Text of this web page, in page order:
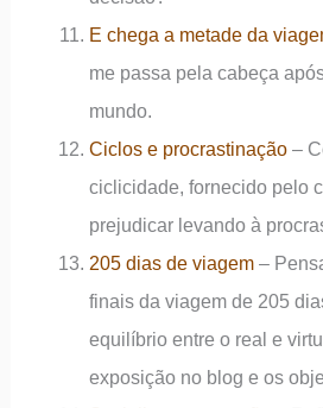
E chega a metade da
me passa pela cabeça
mundo.
Ciclos e procrastinação–
ciclicidade, fornecido pelo
prejudicar levando à
205 dias de viagem–
finais da viagem de 205
equilíbrio entre o real e
exposição no blog e os